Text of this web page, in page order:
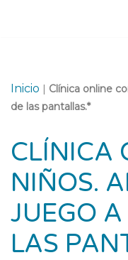
Inicio | Clínica online
de las pantallas.*
CLÍNICA
NIÑOS.
JUEGO
LAS